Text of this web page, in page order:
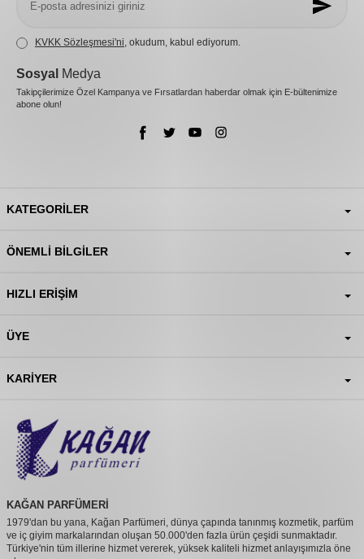
KVKK Sözleşmesi'ni, okudum, kabul ediyorum.
Sosyal Medya
Takipçilerimize Özel Kampanya ve Fırsatlardan haberdar olmak için E-bültenimize
abone olun!
KATEGORILER
ÖNEMLI BILGILER
HIZLI ERIŞIM
ÜYE
KARIYER
KAĞAN PARFÜMERİ
1979'dan bu yana, Kağan Parfümeri, dünya çapında tanınmış kozmetik, parfüm
ve iç giyim markalarından oluşan 50.000'den fazla ürün çeşidi sunmaktadır.
Türkiye'nin tüm illerine hizmet vererek, yüksek kaliteli hizmet anlayışımızla öne